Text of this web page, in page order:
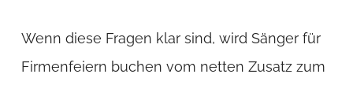
Wenn diese Fragen klar sind, wird Sänger für
Firmenfeiern buchen vom netten Zusatz zum